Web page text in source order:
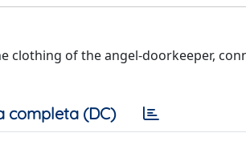
of the angel-doorkeeper,
completa (DC)